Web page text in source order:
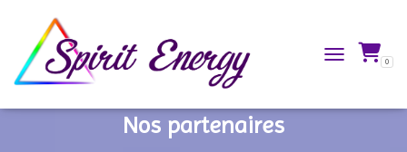
TOGGLE 0
Nos partenaires